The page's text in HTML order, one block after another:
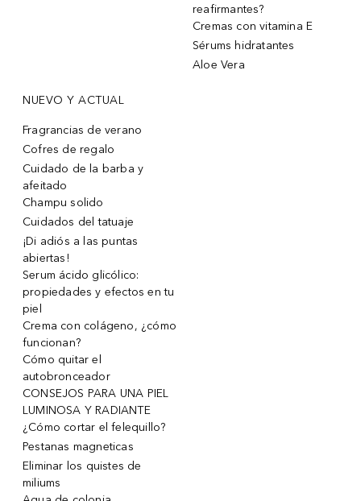
reafirmantes?
Cremas con vitamina E
Sérums hidratantes
Aloe Vera
NUEVO Y ACTUAL
Fragrancias de verano
Cofres de regalo
Cuidado de la barba y
afeitado
Champu solido
Cuidados del tatuaje
¡Di adiós a las puntas
abiertas!
Serum ácido glicólico:
propiedades y efectos en tu
piel
Crema con colágeno, ¿cómo
funcionan?
Cómo quitar el
autobronceador
CONSEJOS PARA UNA PIEL
LUMINOSA Y RADIANTE
¿Cómo cortar el felequillo?
Pestanas magneticas
Eliminar los quistes de
miliums